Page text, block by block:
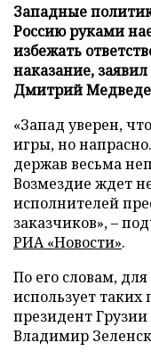
Западные
Россию руками
избежать
наказание,
Дмитрий
«Запад уверен,
игры, но
держав весьма
Возмездие ждет
исполнителей
заказчиков», –
РИА «Новости».
По его словам,
использует
президент
Владимир